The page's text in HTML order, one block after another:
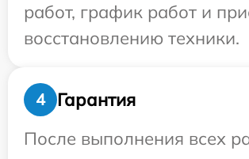
работ, график работ и
восстановлению техники.
4
Гарантия
После выполнения всех